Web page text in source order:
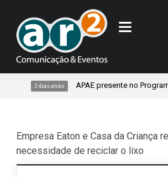
2 dias atrás APAE presente no Programa
Empresa Eaton e Casa da Criança
necessidade de reciclar o lixo